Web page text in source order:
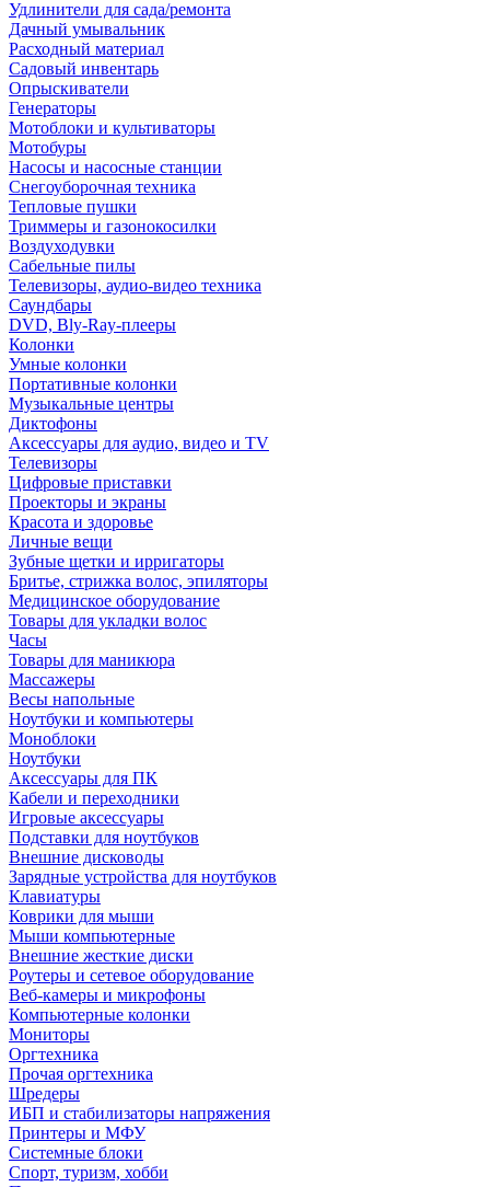
Удлинители для сада/ремонта
Дачный умывальник
Расходный материал
Садовый инвентарь
Опрыскиватели
Генераторы
Мотоблоки и культиваторы
Мотобуры
Насосы и насосные станции
Снегоуборочная техника
Тепловые пушки
Триммеры и газонокосилки
Воздуходувки
Сабельные пилы
Телевизоры, аудио-видео техника
Саундбары
DVD, Bly-Ray-плееры
Колонки
Умные колонки
Портативные колонки
Музыкальные центры
Диктофоны
Аксессуары для аудио, видео и TV
Телевизоры
Цифровые приставки
Проекторы и экраны
Красота и здоровье
Личные вещи
Зубные щетки и ирригаторы
Бритье, стрижка волос, эпиляторы
Медицинское оборудование
Товары для укладки волос
Часы
Товары для маникюра
Массажеры
Весы напольные
Ноутбуки и компьютеры
Моноблоки
Ноутбуки
Аксессуары для ПК
Кабели и переходники
Игровые аксессуары
Подставки для ноутбуков
Внешние дисководы
Зарядные устройства для ноутбуков
Клавиатуры
Коврики для мыши
Мыши компьютерные
Внешние жесткие диски
Роутеры и сетевое оборудование
Веб-камеры и микрофоны
Компьютерные колонки
Мониторы
Оргтехника
Прочая оргтехника
Шредеры
ИБП и стабилизаторы напряжения
Принтеры и МФУ
Системные блоки
Спорт, туризм, хобби